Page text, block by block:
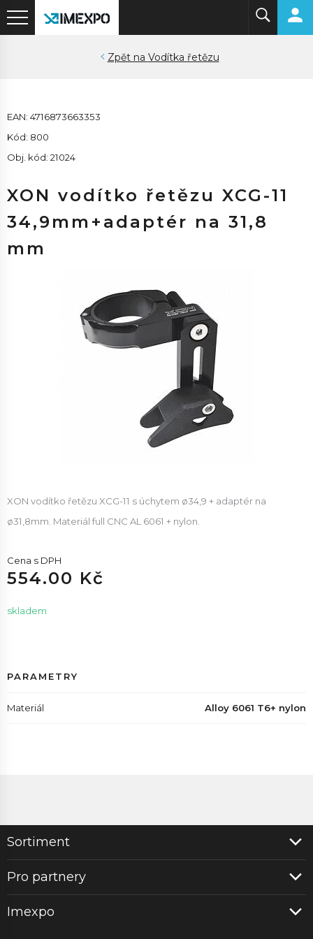
Vodítka řetězu
EAN: 4716873663353
Kód: 800
Obj. kód: 21024
XON vodítko řetězu XCG-11
34,9mm+adaptér na 31,8
mm
XON vodítko řetězu XCG-11 s úchytem ø34,9 + adaptér na
ø31,8mm. Materiál full CNC AL 6061 + nylon.
Cena s DPH
554.00 Kč
skladem
PARAMETRY
Materiál Alloy 6061 T6+ nylon
Sortiment
Pro partnery
Imexpo